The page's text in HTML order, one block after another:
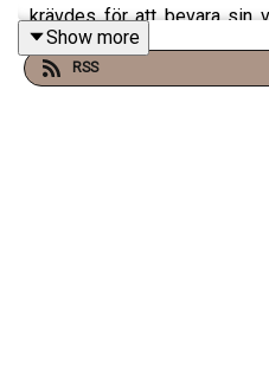
krävdes för att bevara sin
påfrestande tiden.
Show more
RSS